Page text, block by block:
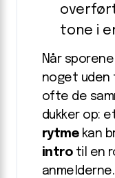
tone i
Når
noget uden
ofte de
dukker op:
rytmekan
introtil en